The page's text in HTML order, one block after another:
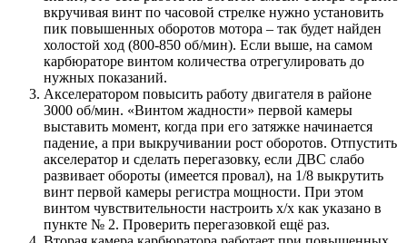
вкручивая винт по часовой стрелке нужно установить
пик повышенных оборотов мотора – так будет найден
холостой ход (800-850 об/мин). Если выше, на самом
карбюраторе винтом количества отрегулировать до
нужных показаний.
Акселератором повысить работу двигателя в районе
3000 об/мин. «Винтом жадности» первой камеры
выставить момент, когда при его затяжке начинается
падение, а при выкручивании рост оборотов. Отпустить
акселератор и сделать перегазовку, если ДВС слабо
развивает обороты (имеется провал), на 1/8 выкрутить
винт первой камеры регистра мощности. При этом
винтом чувствительности настроить х/х как указано в
пункте № 2. Проверить перегазовкой ещё раз.